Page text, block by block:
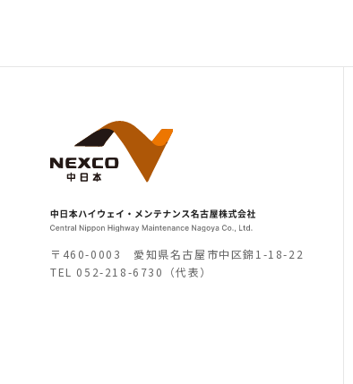
〒460-0003 愛知県名古屋市中区錦1-18-22
TEL 052-218-6730（代表）